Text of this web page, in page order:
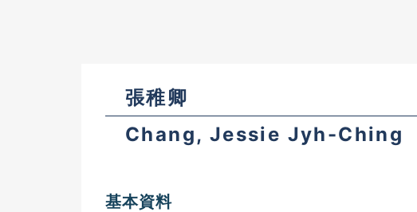
張稚卿
Chang, Jessie Jyh-Ching
基本資料